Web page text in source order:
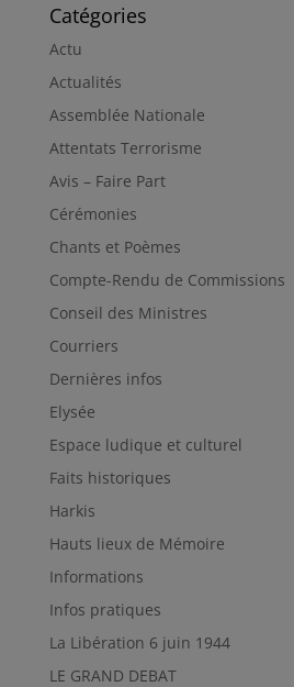
Catégories
Actu
Actualités
Assemblée Nationale
Attentats Terrorisme
Avis – Faire Part
Cérémonies
Chants et Poèmes
Compte-Rendu de Commissions
Conseil des Ministres
Courriers
Dernières infos
Elysée
Espace ludique et culturel
Faits historiques
Harkis
Hauts lieux de Mémoire
Informations
Infos pratiques
La Libération 6 juin 1944
LE GRAND DEBAT